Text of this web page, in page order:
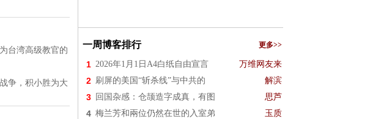
台湾高级教官的
争，积小胜为大
一周博客排行 更多>>
1 2026年1月1日A4白纸自由宣言 万维网友来
2 刷屏的美国“斩杀线”与中共的 解滨
3 回国杂感：仓颉造字成真，有图 思芦
4 梅兰芳和兩位仍然在世的入室弟 玉质